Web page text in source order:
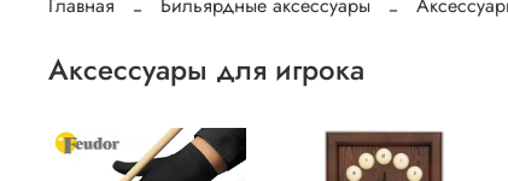
Главная Бильярдные аксессуары
Аксессуары для игрока